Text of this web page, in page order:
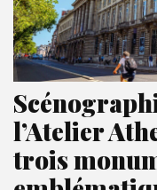
l’Atelier
trois